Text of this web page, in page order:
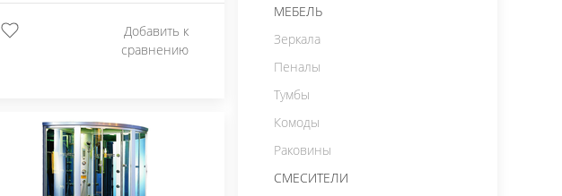
Добавить к
сравнению
МЕБЕЛЬ
Зеркала
Пеналы
Тумбы
Комоды
Раковины
СМЕСИТЕЛИ